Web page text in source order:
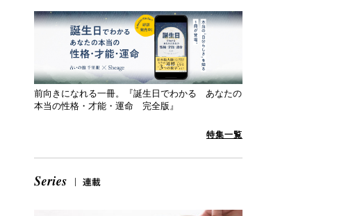
前向きになれる一冊。『誕生日でわかる あなたの
本当の性格・才能・運命 完全版』
特集一覧